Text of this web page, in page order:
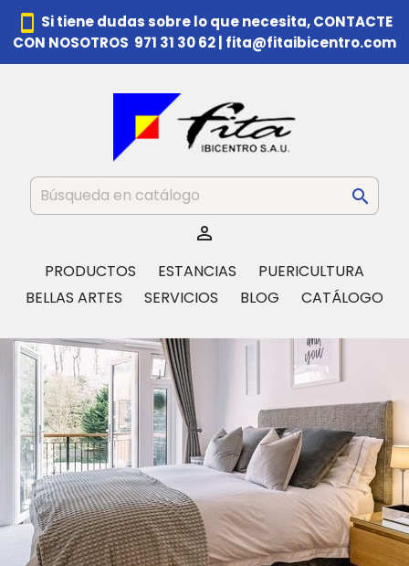
smartphone Si tiene dudas sobre lo que necesita,CONTACTE
CON NOSOTROS 971 31 30 62| fita@fitaibicentro.com


PRODUCTOS ESTANCIAS
PUERICULTURA
BELLAS ARTES
SERVICIOS BLOG CATÁLOGO